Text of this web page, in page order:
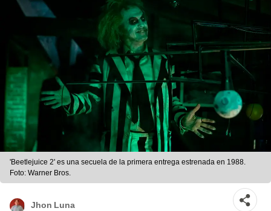
'Beetlejuice 2' es una secuela de la primera entrega estrenada en 1988.
Foto: Warner Bros.
Jhon Luna